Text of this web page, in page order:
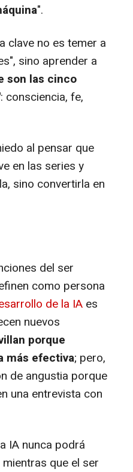
".
clave no es temer a
sino aprender a
son las cinco
: consciencia, fe,
al pensar que
en las series y
sino convertirla en
del ser
como persona
de la IA es
nuevos
porque
más efectiva; pero,
de angustia porque
una entrevista con
IA nunca podrá
que el ser